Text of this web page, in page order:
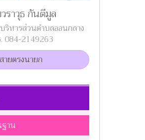
ราวุธ กันตีมูล
ริหารส่วนตำบลออนกลาง
084-2149263
สายตรงนายก
าน